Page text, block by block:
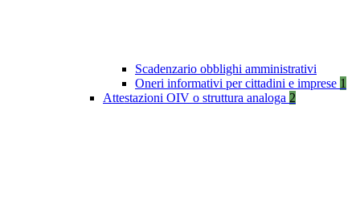
Scadenzario obblighi amministrativi
Oneri informativi per cittadini e imprese 1
Attestazioni OIV o struttura analoga 2